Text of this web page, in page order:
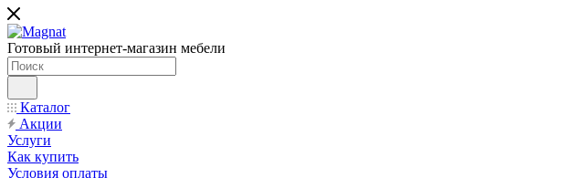
Готовый интернет-магазин мебели
Каталог
Акции
Услуги
Как купить
Условия оплаты